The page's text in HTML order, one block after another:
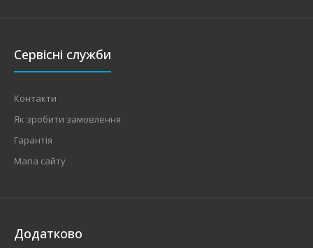
Сервісні служби
Контакти
Як зробити замовлення
Гарантія
Мапа сайту
Додатково